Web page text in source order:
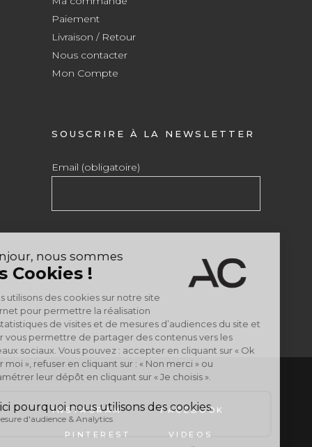
Paiement
Livraison / Retour
Nous contacter
Mon Compte
SOUSCRIRE À LA NEWSLETTER
Email (obligatoire)
INSTAGRAM FACEBOOK
PINTEREST VIDEOS